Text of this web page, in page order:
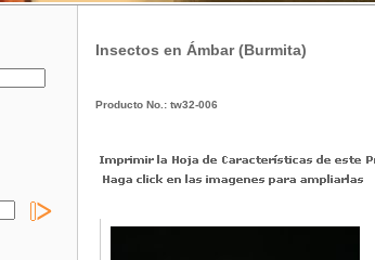
Insectos en Ámbar (Burmita)
Producto No.: tw32-006